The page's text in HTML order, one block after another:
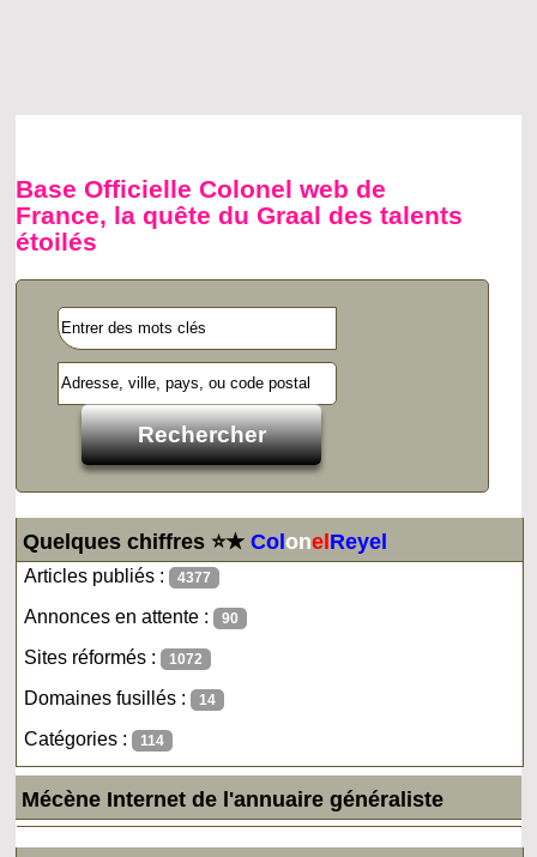
Base Officielle Colonel web de
France, la quête du Graal des talents
étoilés
Quelques chiffres ⭐★ColonelReyel
Articles publiés : 4377
Annonces en attente : 90
Sites réformés : 1072
Domaines fusillés : 14
Catégories : 114
Mécène Internet de l'annuaire généraliste